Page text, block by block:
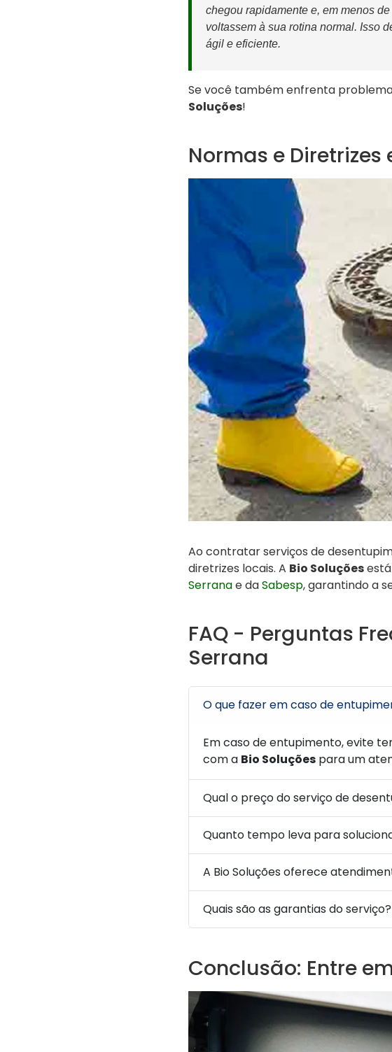
chegou rapidamente e, em menos
voltassem à sua rotina normal. Isso
ágil e eficiente.
Se você também enfrenta
Soluções!
Normas e Diretrizes
Ao contratar serviços de
diretrizes locais. A Bio Soluçõesestá
Serranae daSabesp, garantindo a
FAQ - Perguntas
Serrana
O que fazer em caso de
Em caso de entupimento, evite
com a Bio Soluçõespara um
Qual o preço do serviço de
Quanto tempo leva para
A Bio Soluções oferece
Quais são as garantias do serviço?
Conclusão: Entre